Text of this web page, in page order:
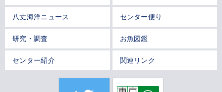
八丈海洋ニュース センター便り
研究・調査 お魚図鑑
センター紹介 関連リンク